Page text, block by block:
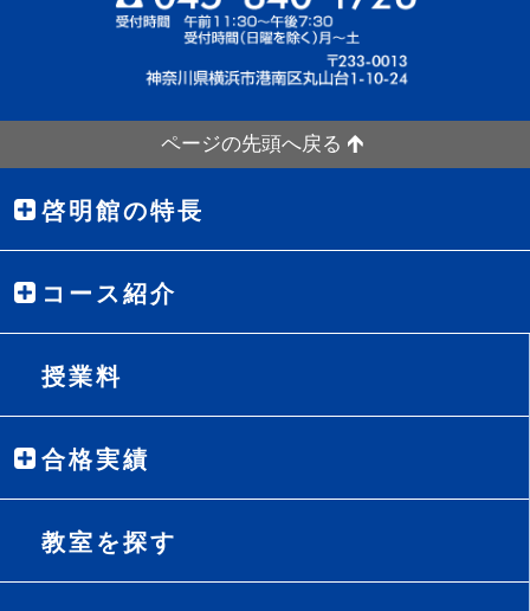
ページの先頭へ戻る
啓明館の特長
コース紹介
授業料
合格実績
教室を探す